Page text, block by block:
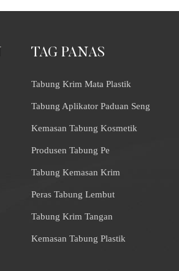
TAG PANAS
Tabung Krim Mata Plastik
Tabung Aplikator Paduan Seng
Kemasan Tabung Kosmetik
Produsen Tabung Pe
Tabung Kemasan Krim
Peras Tabung Lembut
Tabung Krim Tangan
Kemasan Tabung Plastik